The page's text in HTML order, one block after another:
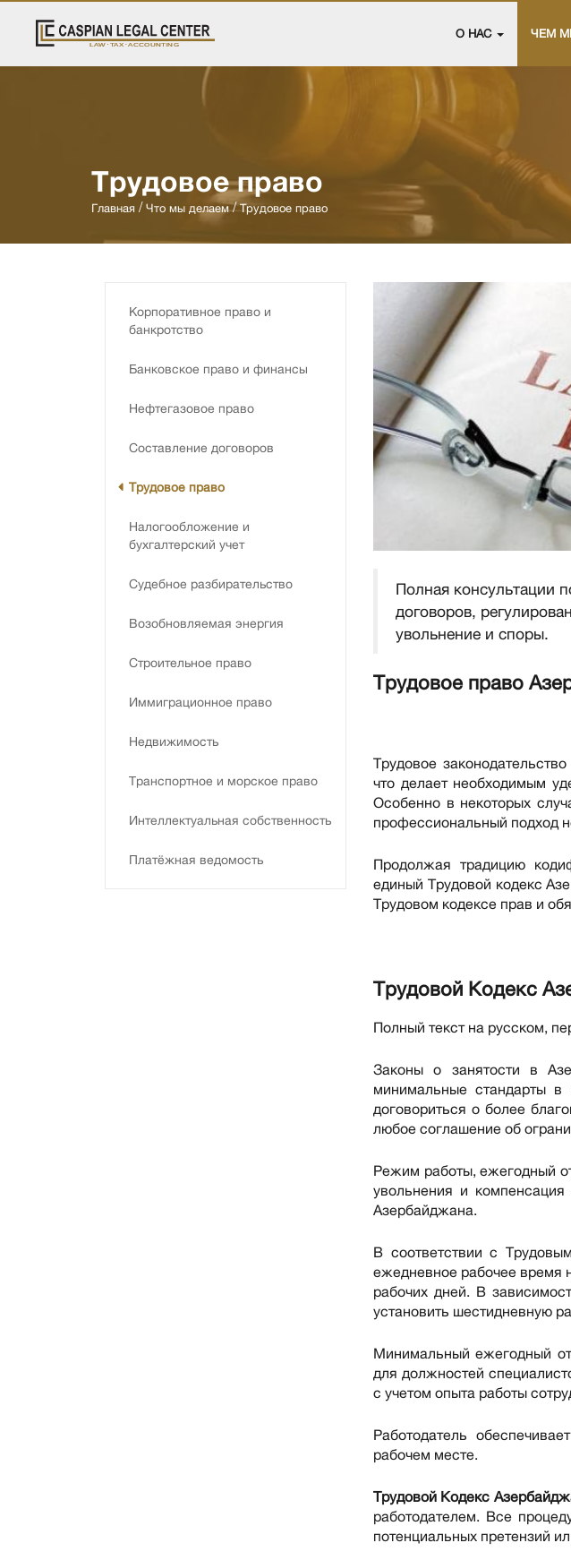
О НАС ЧЕМ
Трудовое право
Главная Что мы делаем Трудовое право
Kорпоративное право и
банкротство
Банковское право и финансы
Нефтегазовое право
Составление договоров
Трудовое право
Налогообложение и
бухгалтерский учет
Судебное разбирательство
Возобновляемая энергия
Строительное право
Иммиграционное право
Недвижимость
Транспортное и морское право
Интеллектуальная собственность
Платёжная ведомость
Полная консультации
договоров,
увольнение и споры.
Трудовое право
Трудовое
что делает необходимым
Особенно в некоторых
профессиональный подход
Продолжая традицию
единый Трудовой кодекс
Трудовом кодексе прав и
Трудовой Кодекс
Полный текст на русском,
Законы о занятости в
минимальные стандарты в
договориться о более
любое соглашение об
Режим работы, ежегодный
увольнения и
Азербайджана.
В соответствии с
ежедневное рабочее время
рабочих дней. В
установить шестидневную
Минимальный ежегодный
для должностей
с учетом опыта работы
Работодатель
рабочем месте.
Трудовой Кодекс
работодателем. Все
потенциальных претензий